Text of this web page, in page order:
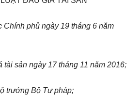
Chính phủ ngày 19 tháng 6 năm
tài sản ngày 17 tháng 11 năm 2016;
trưởng Bộ Tư pháp;